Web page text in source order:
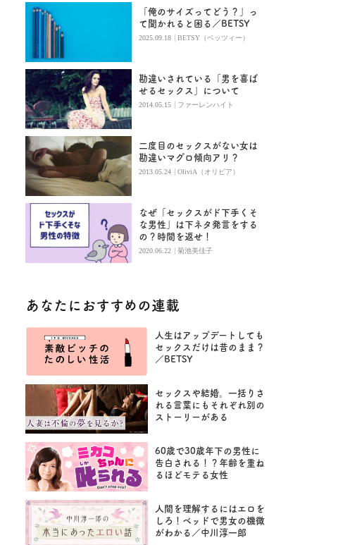
「俺のサイズってどう？」っ
て聞かれると困る／BETSY
2025.09.18 | BETSY（ベッツィー）
勘違いされている「男を喜ば
せるセックス」について
2014.05.15 | ファーレンハイト
二度目のセックスがない女は
勘違いマグロ傾向アリ？
2013.05.24 | OliviA（オリビア）
なぜ「セックスがド下手くそ
な男性」は下ネタ発言をする
の？時間を返せ！
2020.06.22 | 菊池美佳子
あなたにおすすめの連載
人生はアップデートしても
セックスだけは昔のまま？
／BETSY
セックスや結婚。一括りさ
れる言葉にもそれぞれ別の
ストーリーがある
60歳で30歳年下の男性に
告白される！？年齢を重ね
るほどモテる女性
人間を理解するにはエロを
しろ！ベッドで男女の機微
がわかる／中川淳一郎